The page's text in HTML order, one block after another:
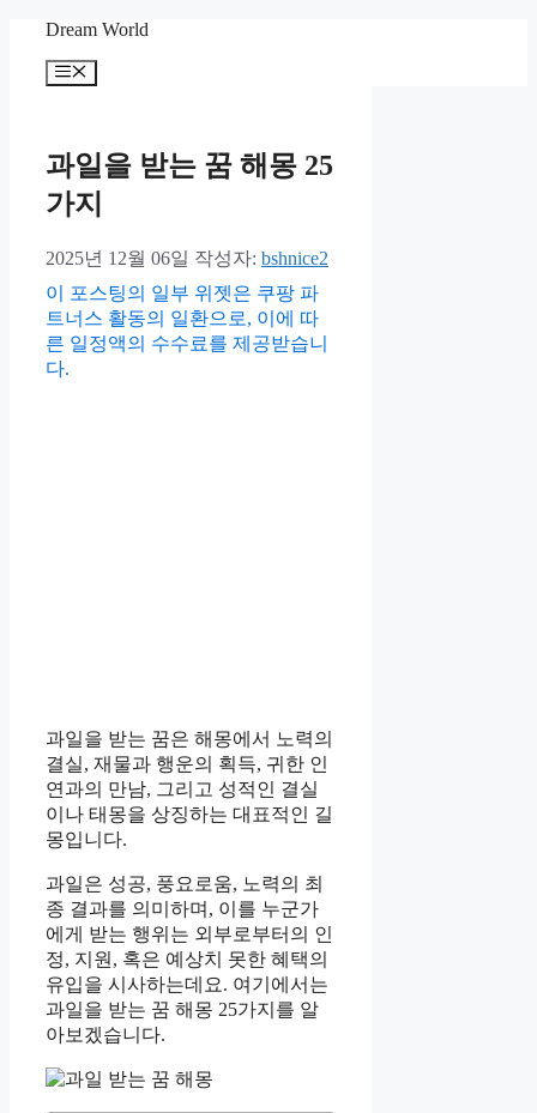
Dream World
메
과일을 받는 꿈 해몽 25
가지
2025년 12월 06일 작성자: bshnice2
이 포스팅의 일부 위젯은 쿠팡 파
트너스 활동의 일환으로, 이에 따
른 일정액의 수수료를 제공받습니
다.
과일을 받는 꿈은 해몽에서 노력의
결실, 재물과 행운의 획득, 귀한 인
연과의 만남, 그리고 성적인 결실
이나 태몽을 상징하는 대표적인 길
몽입니다.
과일은 성공, 풍요로움, 노력의 최
종 결과를 의미하며, 이를 누군가
에게 받는 행위는 외부로부터의 인
정, 지원, 혹은 예상치 못한 혜택의
유입을 시사하는데요. 여기에서는
과일을 받는 꿈 해몽 25가지를 알
아보겠습니다.